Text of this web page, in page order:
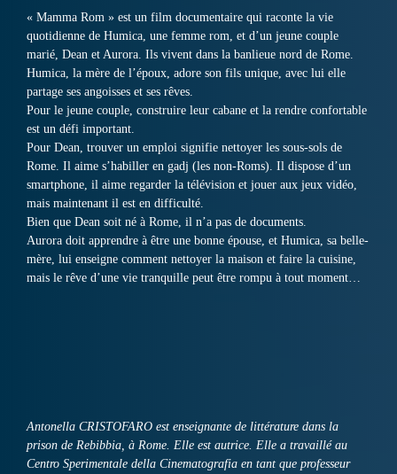
« Mamma Rom » est un film documentaire qui raconte la vie
quotidienne de Humica, une femme rom, et d’un jeune couple
marié, Dean et Aurora. Ils vivent dans la banlieue nord de Rome.
Humica, la mère de l’époux, adore son fils unique, avec lui elle
partage ses angoisses et ses rêves.
Pour le jeune couple, construire leur cabane et la rendre confortable
est un défi important.
Pour Dean, trouver un emploi signifie nettoyer les sous-sols de
Rome. Il aime s’habiller en gadj (les non-Roms). Il dispose d’un
smartphone, il aime regarder la télévision et jouer aux jeux vidéo,
mais maintenant il est en difficulté.
Bien que Dean soit né à Rome, il n’a pas de documents.
Aurora doit apprendre à être une bonne épouse, et Humica, sa belle-
mère, lui enseigne comment nettoyer la maison et faire la cuisine,
mais le rêve d’une vie tranquille peut être rompu à tout moment…
Antonella CRISTOFARO est enseignante de littérature dans la
prison de Rebibbia, à Rome. Elle est autrice. Elle a travaillé au
Centro Sperimentale della Cinematografia en tant que professeur